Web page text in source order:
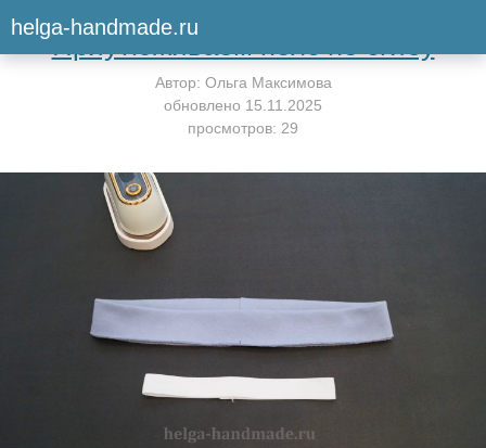
helga-handmade.ruВернуться к мастер-классу
Приутюживаем пояс по сгибу
Автор: Ольга Максимова
обновлено 15.11.2025
просмотров: 29